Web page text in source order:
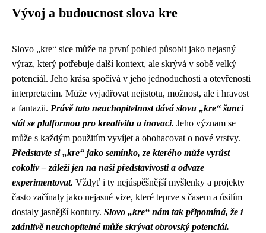
Vývoj a budoucnost slova kre
Slovo „kre“ sice může na první pohled působit jako nejasný
výraz, který potřebuje další kontext, ale skrývá v sobě velký
potenciál. Jeho krása spočívá v jeho jednoduchosti a otevřenosti
interpretacím. Může vyjadřovat nejistotu, možnost, ale i hravost
a fantazii. Právě tato neuchopitelnost dává slovu „kre“ šanci
stát se platformou pro kreativitu a inovaci. Jeho význam se
může s každým použitím vyvíjet a obohacovat o nové vrstvy.
Představte si „kre“ jako semínko, ze kterého může vyrůst
cokoliv – záleží jen na naší představivosti a odvaze
experimentovat. Vždyť i ty nejúspěšnější myšlenky a projekty
často začínaly jako nejasné vize, které teprve s časem a úsilím
dostaly jasnější kontury. Slovo „kre“ nám tak připomíná, že i
zdánlivě neuchopitelné může skrývat obrovský potenciál.